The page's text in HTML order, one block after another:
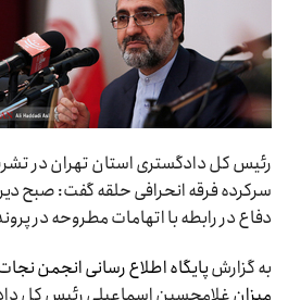
رئیس کل دادگستری استان تهران در
سرکرده فرقه انحرافی حلقه گفت: صبح
دفاع در رابطه با اتهامات مطروحه در
به گزارشپایگاه اطلاع رسانی انجمن